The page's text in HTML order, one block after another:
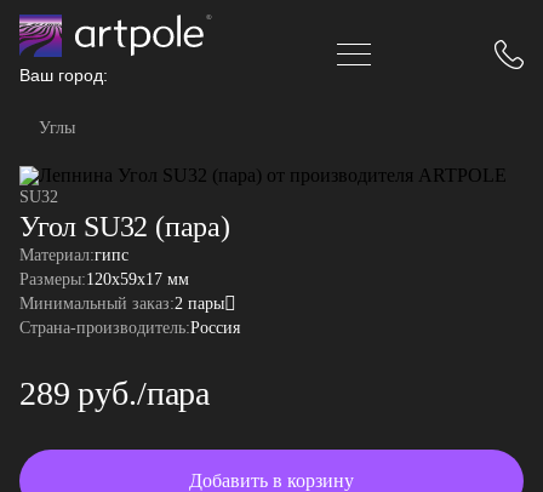
Ваш город:
Углы
SU32
Угол SU32 (пара)
Материал:гипс
Размеры:120x59x17 мм
Минимальный заказ:2 пары
Страна-производитель:Россия
289 руб./пара
Добавить в корзину